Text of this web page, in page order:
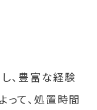
、豊富な経験
って、処置時間